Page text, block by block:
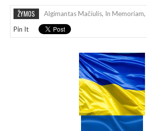
ŽYMOS Algimantas Mačiulis, In Memoriam,
Pin It